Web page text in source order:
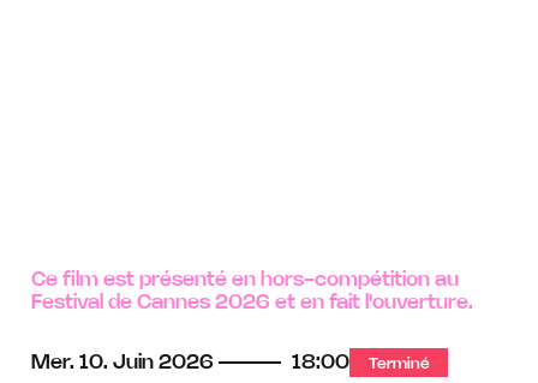
Ce film est présenté en hors-compétition au
Festival de Cannes 2026 et en fait l'ouverture.
Mer. 10. Juin 2026 18:00 Terminé